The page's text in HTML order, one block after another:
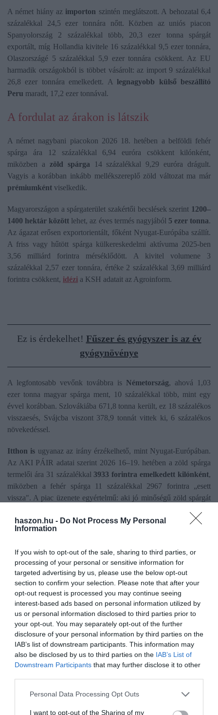
haszon.hu - Do Not Process My Personal
Information
If you wish to opt-out of the sale, sharing to third parties, or
processing of your personal or sensitive information for
targeted advertising by us, please use the below opt-out
section to confirm your selection. Please note that after your
opt-out request is processed you may continue seeing
interest-based ads based on personal information utilized by
us or personal information disclosed to third parties prior to
your opt-out. You may separately opt-out of the further
disclosure of your personal information by third parties on the
IAB’s list of downstream participants. This information may
also be disclosed by us to third parties on the IAB’s List of
Downstream Participants that may further disclose it to other
Please note that this website/app uses one or more Google
not limited to your visit or usage behaviour. You may click to
Personal Data Processing Opt Outs
I want to opt-out of the Sharing of my
A német hiány az importon szintén meglátszott. A behozatal 6,4
százalékkal 24,5 ezer tonnára nőtt. Közben az uniós piacon
Spanyolország 2 százalékkal több, 20,3 ezer tonna spárgát
exportált, míg Hollandia kivitele 16 százalékkal 9,5 ezer tonnára,
Olaszországé 5 százalékkal 5,9 ezer tonnára csökkent. Az EU
harmadik országokból is többet vásárolt: az import 9 százalékkal
26,8 ezer tonnára emelkedett. A legnagyobb külső beszállító
Peru maradt, 17,2 ezer tonnával.
A fordulat az árakon is látszik
A német nagybani piacokon 2026 18. hetében a belföldi fehér
spárga ára 12 százalékkal 6,94 euróra csökkent kilónként,
miközben a zöld spárga 14 százalékkal 9,29 euróra drágult.
Vagyis a korábban inkább mellékszereplő zöld változat ma már
prémiumként viselkedik.
Magyarországon a spárgaterület szakértői becslések szerint 1200–
1400 hektár között lehet, az éves termés nagyjából 5 ezer tonna.
Az ágazat erősen exportorientált, főként Nyugat-Európába szállít.
A friss vagy hűtött spárga külkereskedelmi aktívuma 2025-ben
3,56 milliárd forintra mérséklődött. A kivitel volumene 3
százalékkal 2,57 ezer tonnára, értéke 2 százalékkal 3,69 milliárd
forintra csökkent, idézi a KSH adatait az Agroinform.
Ez is érdekelhet! Fűszer és gyógyszer is az év
gyógynövénye
A legfontosabb vevőnk továbbra is Németország, ahová 1,03
ezer tonna magyar spárga ment, 10 százalékkal több, mint egy
évvel korábban. Szlovákiába 671,8 tonna került, ez 18 százalékos
visszaesés, Svájcba viszont 378,9 tonnát vittek ki, 6 százalékos
növekedéssel.
Itthon is ugyanaz az irány érzékelhető, mint Nyugat-Európában.
Az AKI PÁIR adatai szerint 2026 16–19. hetében a zöld spárga
termelői ára 31 százalékkal 3933 forintra emelkedett kilónként,
miközben a fehér spárga 11 százalékkal 2967 forintra „esett
vissza". A piac üzenete egyértelmű: aki jó minőségű zöld spárgát
Olvasd el ezt is!
A rétek fehér csodája: sebgyógyító és növényvédő
egyben
Földben vagy cserépben? Így neveld a
fűszernövényedet
Három nővér a kertben: csodát tesz ez a
növénytársítás